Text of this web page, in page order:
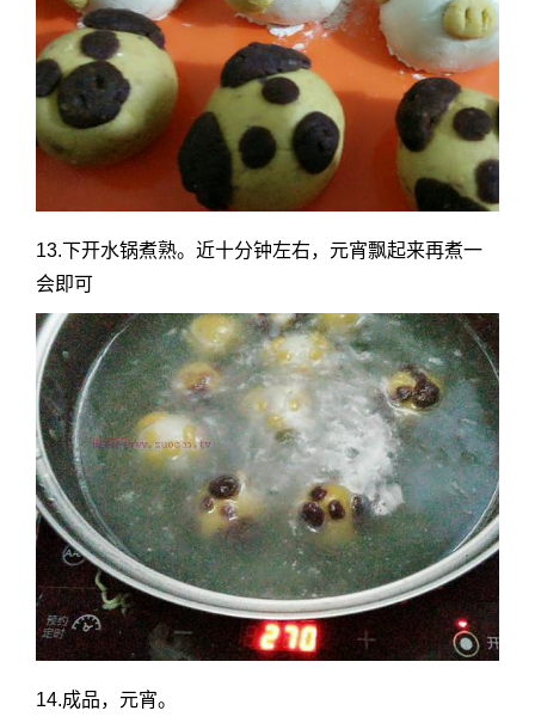
13.下开水锅煮熟。近十分钟左右，元宵飘起来再煮一
会即可
14.成品，元宵。